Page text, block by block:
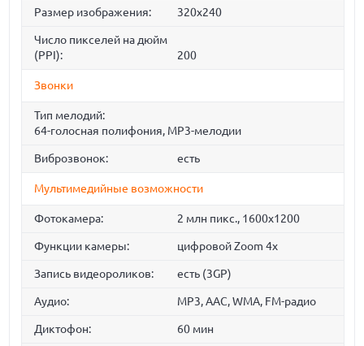
Размер изображения: 320x240
Число пикселей на дюйм
(PPI):
200
Звонки
Тип мелодий:
64-голосная полифония, MP3-мелодии
Виброзвонок: есть
Мультимедийные возможности
Фотокамера: 2 млн пикс., 1600x1200
Функции камеры: цифровой Zoom 4x
Запись видеороликов: есть (3GP)
Аудио: MP3, AAC, WMA, FM-радио
Диктофон: 60 мин